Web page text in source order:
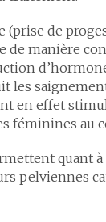
(prise de
de manière
les
en effet
féminines au
quant à
pelviennes